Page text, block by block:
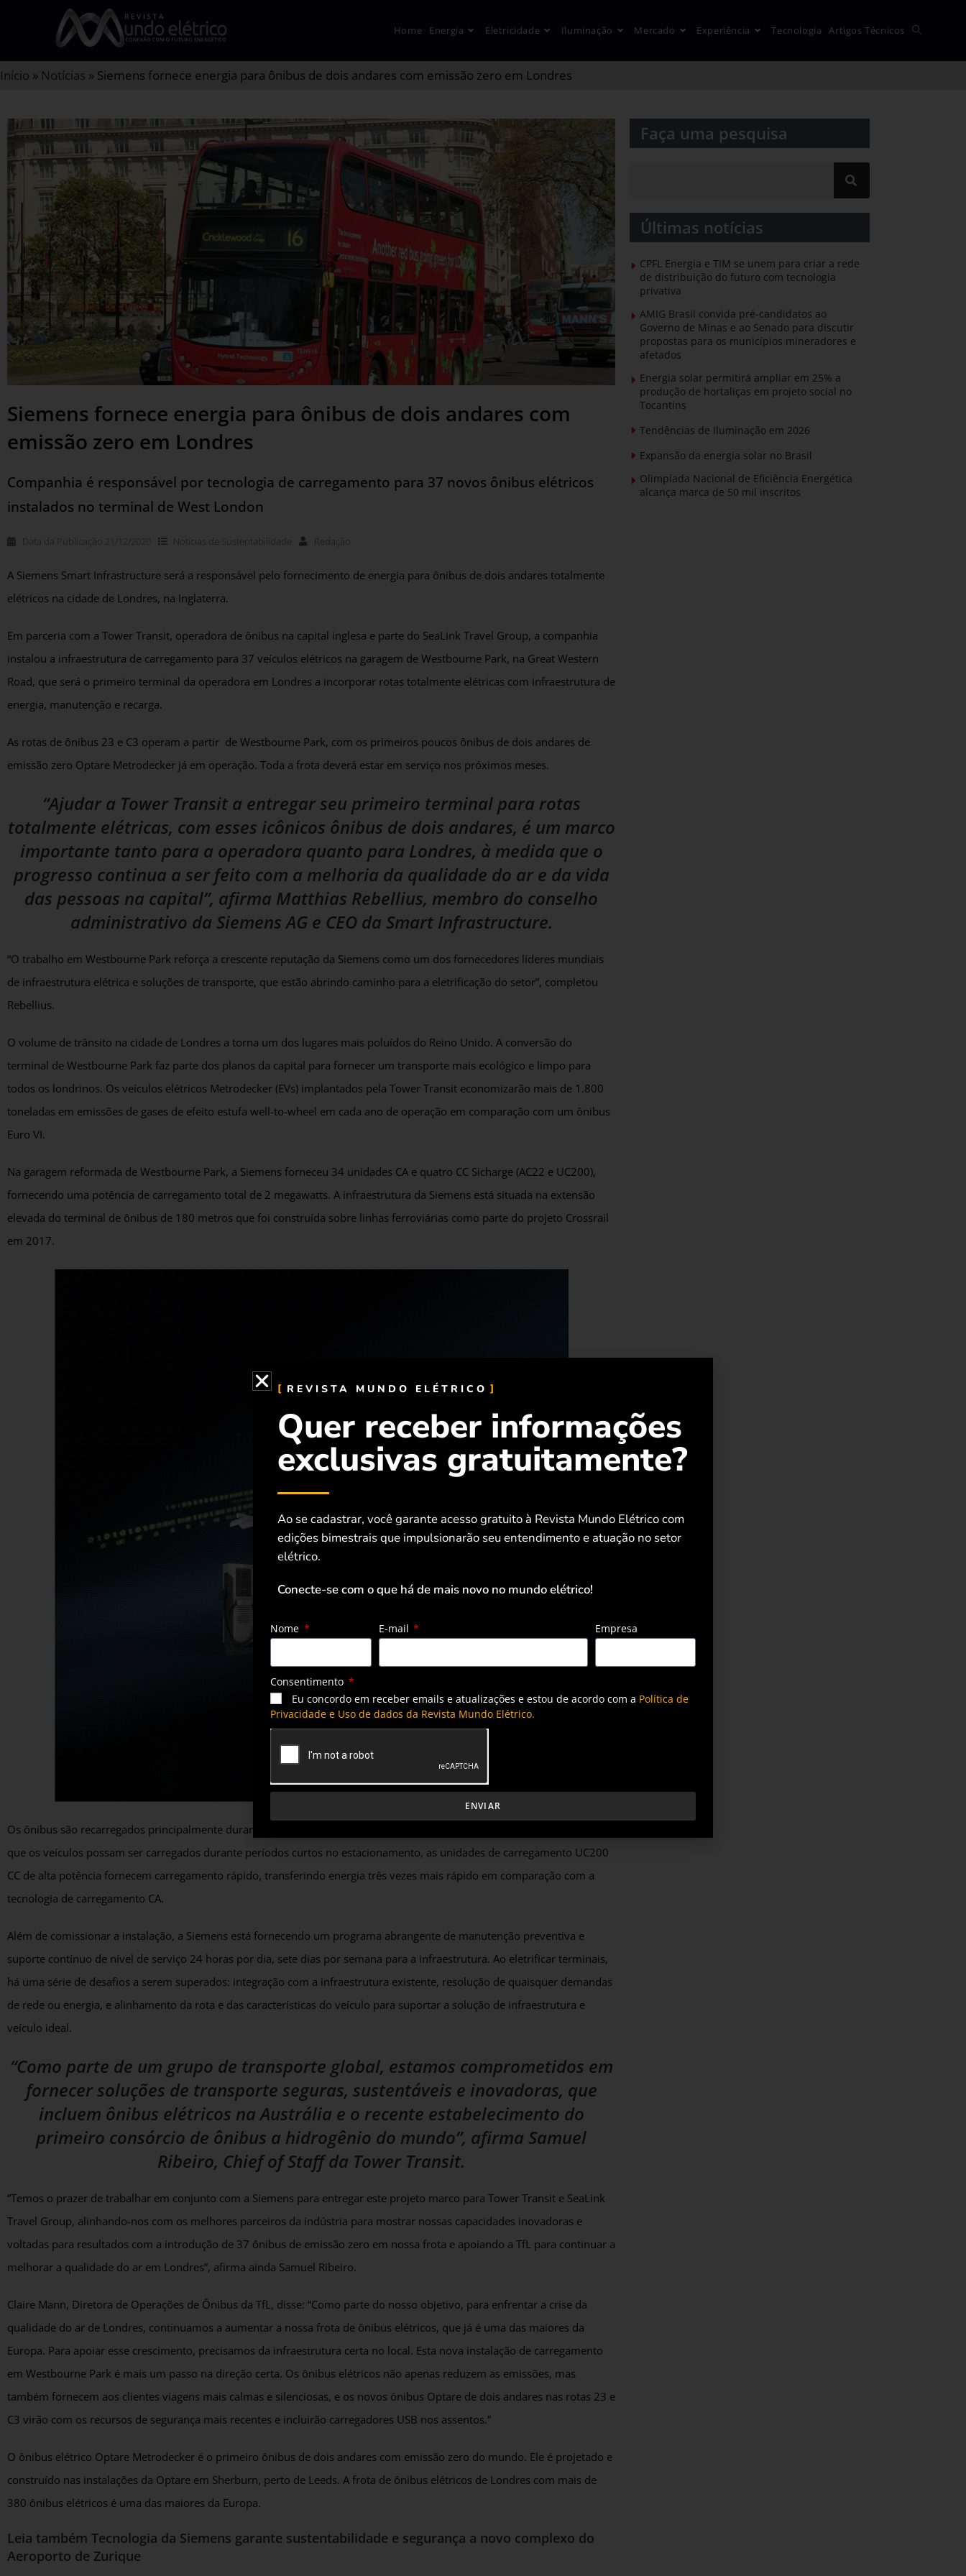
Home Energia Eletricidade Iluminação Mercado Experiência Tecnologia Artigos Técnicos
Início » Notícias » Siemens fornece energia para ônibus de dois andares com emissão zero em Londres
Siemens fornece energia para ônibus de dois andares com
emissão zero em Londres
Companhia é responsável por tecnologia de carregamento para 37 novos ônibus elétricos
instalados no terminal de West London
Data da Publicação 21/12/2020 Notícias de Sustentabilidade Redação
A Siemens Smart Infrastructure será a responsável pelo fornecimento de energia para ônibus de dois andares totalmente
elétricos na cidade de Londres, na Inglaterra.
Em parceria com a Tower Transit, operadora de ônibus na capital inglesa e parte do SeaLink Travel Group, a companhia
instalou a infraestrutura de carregamento para 37 veículos elétricos na garagem de Westbourne Park, na Great Western
Road, que será o primeiro terminal da operadora em Londres a incorporar rotas totalmente elétricas com infraestrutura de
energia, manutenção e recarga.
As rotas de ônibus 23 e C3 operam a partir de Westbourne Park, com os primeiros poucos ônibus de dois andares de
emissão zero Optare Metrodecker já em operação. Toda a frota deverá estar em serviço nos próximos meses.
“Ajudar a Tower Transit a entregar seu primeiro terminal para rotas
totalmente elétricas, com esses icônicos ônibus de dois andares, é um marco
importante tanto para a operadora quanto para Londres, à medida que o
progresso continua a ser feito com a melhoria da qualidade do ar e da vida
das pessoas na capital”, afirma Matthias Rebellius, membro do conselho
administrativo da Siemens AG e CEO da Smart Infrastructure.
“O trabalho em Westbourne Park reforça a crescente reputação da Siemens como um dos fornecedores líderes mundiais
de infraestrutura elétrica e soluções de transporte, que estão abrindo caminho para a eletrificação do setor”, completou
Rebellius.
O volume de trânsito na cidade de Londres a torna um dos lugares mais poluídos do Reino Unido. A conversão do
terminal de Westbourne Park faz parte dos planos da capital para fornecer um transporte mais ecológico e limpo para
todos os londrinos. Os veículos elétricos Metrodecker (EVs) implantados pela Tower Transit economizarão mais de 1.800
toneladas em emissões de gases de efeito estufa well-to-wheel em cada ano de operação em comparação com um ônibus
Euro VI.
Na garagem reformada de Westbourne Park, a Siemens forneceu 34 unidades CA e quatro CC Sicharge (AC22 e UC200),
fornecendo uma potência de carregamento total de 2 megawatts. A infraestrutura da Siemens está situada na extensão
elevada do terminal de ônibus de 180 metros que foi construída sobre linhas ferroviárias como parte do projeto Crossrail
em 2017.
Os ônibus são recarregados principalmente durante a noite ou durante os intervalos operacionais através dos AC22s. Para
que os veículos possam ser carregados durante períodos curtos no estacionamento, as unidades de carregamento UC200
CC de alta potência fornecem carregamento rápido, transferindo energia três vezes mais rápido em comparação com a
tecnologia de carregamento CA.
Além de comissionar a instalação, a Siemens está fornecendo um programa abrangente de manutenção preventiva e
suporte contínuo de nível de serviço 24 horas por dia, sete dias por semana para a infraestrutura. Ao eletrificar terminais,
há uma série de desafios a serem superados: integração com a infraestrutura existente, resolução de quaisquer demandas
de rede ou energia, e alinhamento da rota e das características do veículo para suportar a solução de infraestrutura e
veículo ideal.
“Como parte de um grupo de transporte global, estamos comprometidos em
fornecer soluções de transporte seguras, sustentáveis e inovadoras, que
incluem ônibus elétricos na Austrália e o recente estabelecimento do
primeiro consórcio de ônibus a hidrogênio do mundo”, afirma Samuel
Ribeiro, Chief of Staff da Tower Transit.
“Temos o prazer de trabalhar em conjunto com a Siemens para entregar este projeto marco para Tower Transit e SeaLink
Travel Group, alinhando-nos com os melhores parceiros da indústria para mostrar nossas capacidades inovadoras e
voltadas para resultados com a introdução de 37 ônibus de emissão zero em nossa frota e apoiando a TfL para continuar a
melhorar a qualidade do ar em Londres”, afirma ainda Samuel Ribeiro.
Claire Mann, Diretora de Operações de Ônibus da TfL, disse: “Como parte do nosso objetivo, para enfrentar a crise da
qualidade do ar de Londres, continuamos a aumentar a nossa frota de ônibus elétricos, que já é uma das maiores da
Europa. Para apoiar esse crescimento, precisamos da infraestrutura certa no local. Esta nova instalação de carregamento
em Westbourne Park é mais um passo na direção certa. Os ônibus elétricos não apenas reduzem as emissões, mas
também fornecem aos clientes viagens mais calmas e silenciosas, e os novos ônibus Optare de dois andares nas rotas 23 e
C3 virão com os recursos de segurança mais recentes e incluirão carregadores USB nos assentos.”
O ônibus elétrico Optare Metrodecker é o primeiro ônibus de dois andares com emissão zero do mundo. Ele é projetado e
construído nas instalações da Optare em Sherburn, perto de Leeds. A frota de ônibus elétricos de Londres com mais de
380 ônibus elétricos é uma das maiores da Europa.
Leia também Tecnologia da Siemens garante sustentabilidade e segurança a novo complexo do
Aeroporto de Zurique
Faça uma pesquisa​​
Últimas notícias
CPFL Energia e TIM se unem para criar a rede
de distribuição do futuro com tecnologia
privativa
AMIG Brasil convida pré-candidatos ao
Governo de Minas e ao Senado para discutir
propostas para os municípios mineradores e
afetados
Energia solar permitirá ampliar em 25% a
produção de hortaliças em projeto social no
Tocantins
Tendências de Iluminação em 2026
Expansão da energia solar no Brasil
Olimpíada Nacional de Eficiência Energética
alcança marca de 50 mil inscritos
REVISTA MUNDO ELÉTRICO
Quer receber informações
exclusivas gratuitamente?
Ao se cadastrar, você garante acesso gratuito à Revista Mundo Elétrico com
edições bimestrais que impulsionarão seu entendimento e atuação no setor
elétrico.
Conecte-se com o que há de mais novo no mundo elétrico!
Nome E-mail Empresa
Consentimento
Eu concordo em receber emails e atualizações e estou de acordo com a Política de
Privacidade e Uso de dados da Revista Mundo Elétrico.
ENVIAR